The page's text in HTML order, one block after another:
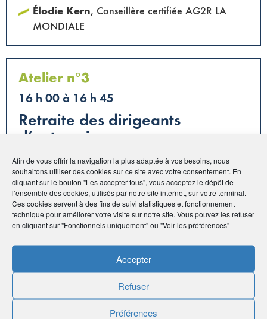
Afin de vous offrir la navigation la plus adaptée à vos besoins, nous
souhaitons utiliser des cookies sur ce site avec votre consentement. En
cliquant sur le bouton "Les accepter tous", vous acceptez le dépôt de
l’ensemble des cookies, utilisés par notre site internet, sur votre terminal.
Ces cookies servent à des fins de suivi statistiques et fonctionnement
technique pour améliorer votre visite sur notre site. Vous pouvez les refuser
en cliquant sur "Fonctionnels uniquement" ou "Voir les préférences"
Accepter
Refuser
Préférences
Élodie Kern, Conseillère certifiée AG2R LA
MONDIALE
Atelier n°3
16 h 00 à 16 h 45
Retraite des dirigeants
d’entreprise :
Comment fonctionnent vos régimes de retraite ?
Combien allez-vous percevoir de revenus ?
Quand choisir de partir ? Quel statut et
rémunération choisir en tant que chef
d’entreprise ? …
Nicolas El Kaim , Conseiller expert retraite
AG2R LA MONDIALE
Jean-Luc Marty, Expert auprès des Conseils